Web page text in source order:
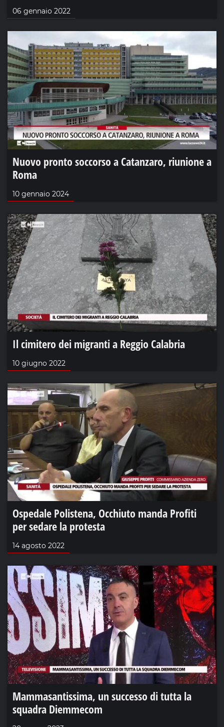
06 gennaio 2022
Nuovo pronto soccorso a Catanzaro, riunione a
Roma
10 gennaio 2024
Il cimitero dei migranti a Reggio Calabria
10 giugno 2022
Ospedale Polistena, Occhiuto manda Profiti
per sedare la protesta
14 agosto 2022
Mammasantissima, un successo di tutta la
squadra Diemmecom